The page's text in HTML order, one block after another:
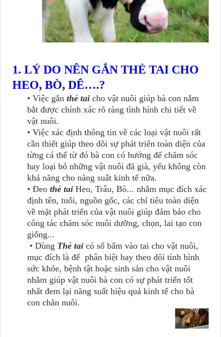
1. LÝ DO NÊN GẮN THẺ TAI CHO
HEO, BÒ, DÊ….?
• Việc gắnthẻ tai cho vật nuôi giúp bà con nắm
bắt được chính xác rõ ràng tình hình chi tiết về
vật nuôi.
• Việc xác định thông tin về các loại vật nuôi rất
cần thiết giúp theo dõi sự phát triển toàn diện của
từng cá thể từ đó bà con có hướng để chăm sóc
hay loại bỏ những vật nuôi đã già, yếu không còn
khả năng cho năng suất kinh tế nữa.
• Đeo thẻ tai Heo, Trâu, Bò... nhằm mục đích xác
định tên, tuổi, nguồn gốc, các chỉ tiêu toàn diện
về mặt phát triển của vật nuôi giúp đảm bảo cho
công tác chăm sóc nuôi dưỡng, chọn, lai tạo con
giống...
• Dùng Thẻ tai có số bấm vào tai cho vật nuôi,
mục đích là để phân biệt hay theo dõi tình hình
sức khỏe, bệnh tật hoặc sinh sản cho vật nuôi
nhằm giúp vật nuôi bà con có sự phát triển tốt
nhất đem lại năng suất hiệu quả kinh tế cho bà
con chăn nuôi.